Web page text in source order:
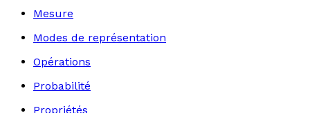
Mesure
Modes de représentation
Opérations
Probabilité
Propriétés